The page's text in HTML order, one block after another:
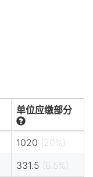
单位应缴部分
1020 (20%)
331.5 (6.5%)